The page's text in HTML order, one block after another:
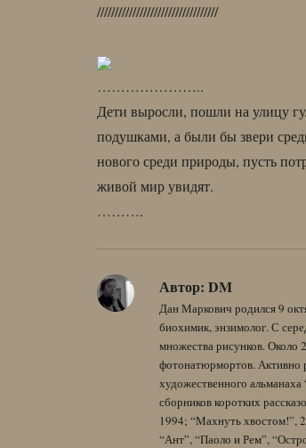
//////////////////////////////////
…………………..
Дети выросли, пошли на улицу
подушками, а были бы звери
нового среди природы, пусть
живой мир увидят.
……….
Автор: DM
Дан Маркович родился 9
биохимик, энзимолог. С
множества рисунков. Около
фотонатюрмортов. Активно
художественного
сборников коротких
1994; “Махнуть хвостом!”,
“Ант”, “Паоло и Рем”,